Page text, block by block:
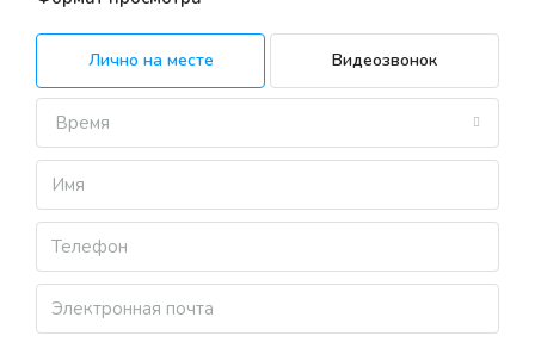
Лично на месте Видеозвонок
Время